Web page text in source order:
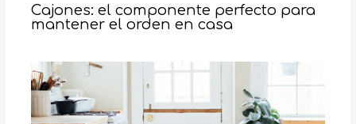
Cajones: el componente perfecto para
mantener el orden en casa